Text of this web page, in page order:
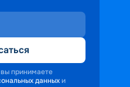
принимаете
данных и